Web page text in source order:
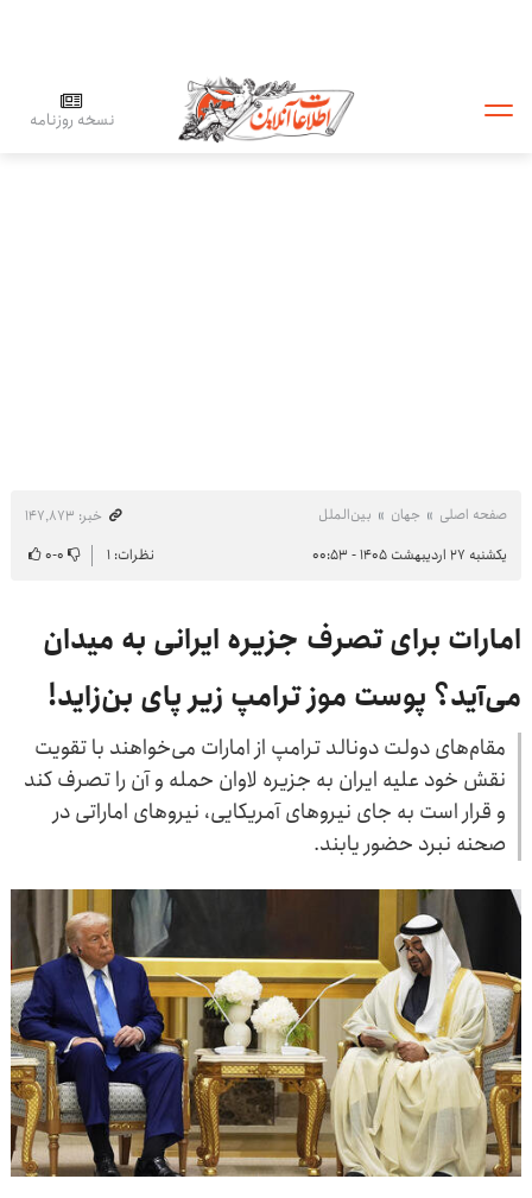
نسخه روزنامه
صفحه اصلی جهان بین‌الملل
خبر: ۱۴۷٬۸۷۳
یکشنبه ۲۷ اردیبهشت ۱۴۰۵ - ۰۰:۵۳
نظرات: ۱ ۰-۰
امارات برای تصرف جزیره ایرانی به میدان
می‌آید؟ پوست موز ترامپ زیر پای بن‌زاید!
مقام‌های دولت دونالد ترامپ از امارات می‌خواهند با تقویت
نقش خود علیه ایران به جزیره لاوان حمله و آن را تصرف کند
و قرار است به جای نیروهای آمریکایی، نیروهای اماراتی در
صحنه نبرد حضور یابند.